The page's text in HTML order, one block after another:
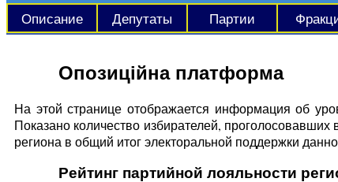
Описание Депутаты Партии
Опозиційна платформа
На этой странице отображается информация об
Показано количество избирателей,
региона в общий итог электоральной поддержки
Рейтинг партийной лояльности